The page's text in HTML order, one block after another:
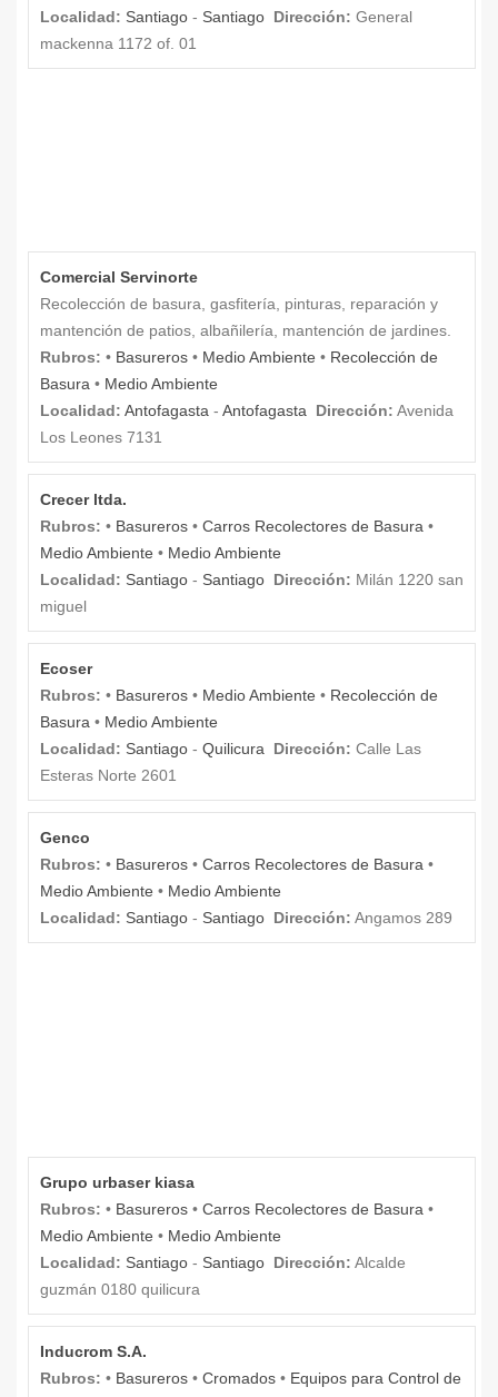
Localidad: Santiago - Santiago Dirección: General
mackenna 1172 of. 01
Comercial Servinorte
Recolección de basura, gasfitería, pinturas, reparación y
mantención de patios, albañilería, mantención de jardines.
Rubros: • Basureros • Medio Ambiente • Recolección de
Basura • Medio Ambiente
Localidad: Antofagasta - Antofagasta Dirección: Avenida
Los Leones 7131
Crecer ltda.
Rubros: • Basureros • Carros Recolectores de Basura •
Medio Ambiente • Medio Ambiente
Localidad: Santiago - Santiago Dirección: Milán 1220 san
miguel
Ecoser
Rubros: • Basureros • Medio Ambiente • Recolección de
Basura • Medio Ambiente
Localidad: Santiago - Quilicura Dirección: Calle Las
Esteras Norte 2601
Genco
Rubros: • Basureros • Carros Recolectores de Basura •
Medio Ambiente • Medio Ambiente
Localidad: Santiago - Santiago Dirección: Angamos 289
Grupo urbaser kiasa
Rubros: • Basureros • Carros Recolectores de Basura •
Medio Ambiente • Medio Ambiente
Localidad: Santiago - Santiago Dirección: Alcalde
guzmán 0180 quilicura
Inducrom S.A.
Rubros: • Basureros • Cromados • Equipos para Control de